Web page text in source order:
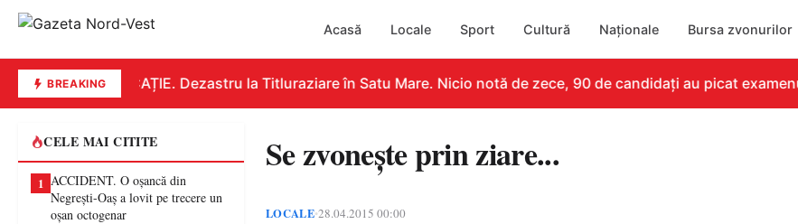
Acasă Locale Sport Cultură Naționale Bursa zvonurilor
BREAKINGEDUCAȚIE. Dezastru la Titluraziare în Satu Mare. Nicio notă de zece, 90 de candidați au picat examenul
CELE MAI CITITE
1 ACCIDENT. O oșancă din
Negrești-Oaș a lovit pe trecere un
oșan octogenar
Se zvoneşte prin ziare...
LOCALE•28.04.2015 00:00